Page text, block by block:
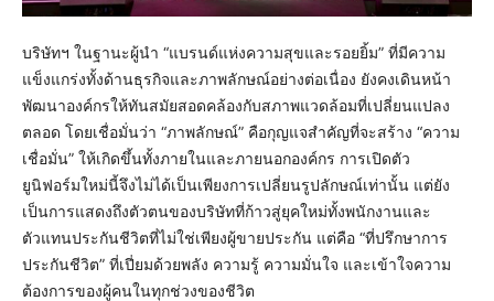
บริษัทฯ ในฐานะผู้นำ “แบรนด์แห่งความสุขและรอยยิ้ม” ที่มีความ
แข็งแกร่งทั้งด้านธุรกิจและภาพลักษณ์อย่างต่อเนื่อง ยังคงเดินหน้า
พัฒนาองค์กรให้ทันสมัยสอดคล้องกับสภาพแวดล้อมที่เปลี่ยนแปลง
ตลอด โดยเชื่อมั่นว่า “ภาพลักษณ์” คือกุญแจสำคัญที่จะสร้าง “ความ
เชื่อมั่น” ให้เกิดขึ้นทั้งภายในและภายนอกองค์กร การเปิดตัว
ยูนิฟอร์มใหม่นี้จึงไม่ได้เป็นเพียงการเปลี่ยนรูปลักษณ์เท่านั้น แต่ยัง
เป็นการแสดงถึงตัวตนของบริษัทที่ก้าวสู่ยุคใหม่ทั้งพนักงานและ
ตัวแทนประกันชีวิตที่ไม่ใช่เพียงผู้ขายประกัน แต่คือ “ที่ปรึกษาการ
ประกันชีวิต” ที่เปี่ยมด้วยพลัง ความรู้ ความมั่นใจ และเข้าใจความ
ต้องการของผู้คนในทุกช่วงของชีวิต